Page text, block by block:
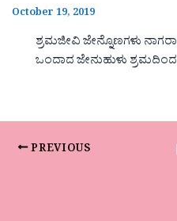
October 19, 2019
ಶ್ರಮಜೀವಿ ಜೇನ್ನೊಣಗಳು
ಒಂದಾದ ಜೇನುಹುಳು
PREVIOUS